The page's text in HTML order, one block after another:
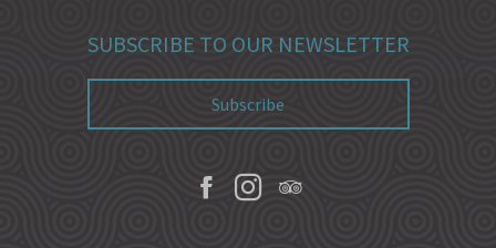
SUBSCRIBE TO OUR NEWSLETTER
Subscribe